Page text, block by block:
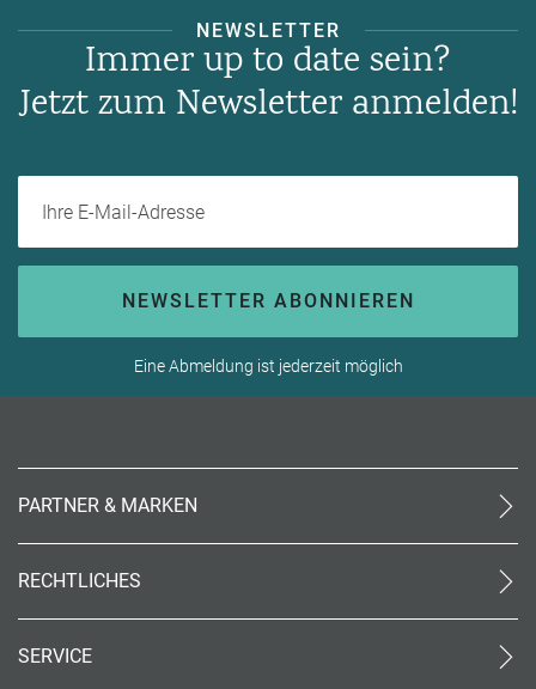
NEWSLETTER
Immer up to date sein?
Jetzt zum Newsletter anmelden!
NEWSLETTER ABONNIEREN
Eine Abmeldung ist jederzeit möglich
PARTNER & MARKEN
meinreisespezialist
Reiseland
OTTO Reisen
RECHTLICHES
Datenschutz
SERVICE